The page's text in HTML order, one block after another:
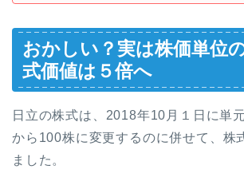
おかしい？実は株価単位
式価値は５倍へ
日立の株式は、2018年10月１日に単
から100株に変更するのに併せて、株
ました。